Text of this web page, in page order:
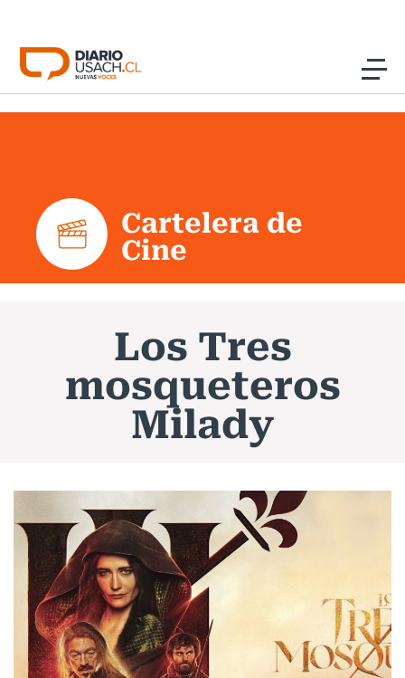
Click acá para ir directamente al contenido
Cultura
Programas Radio y TV Usach
Cartelera de
Cine
Los Tres
mosqueteros
Milady